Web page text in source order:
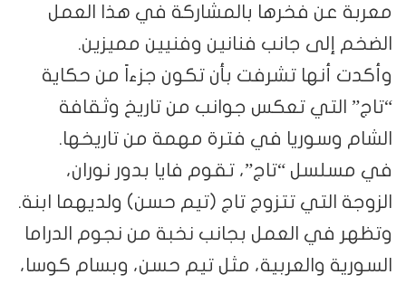
معربة عن فخرها بالمشاركة في هذا العمل
الضخم إلى جانب فنانين وفنيين مميزين.
وأكدت أنها تشرفت بأن تكون جزءاً من حكاية
“تاج” التي تعكس جوانب من تاريخ وثقافة
الشام وسوريا في فترة مهمة من تاريخها.
في مسلسل “تاج”، تقوم فايا بدور نوران،
الزوجة التي تتزوج تاج (تيم حسن) ولديهما ابنة.
وتظهر في العمل بجانب نخبة من نجوم الدراما
السورية والعربية، مثل تيم حسن، وبسام كوسا،